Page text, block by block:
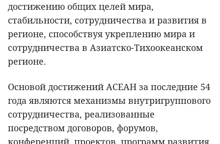
достижению общих целей мира,
стабильности, сотрудничества и развития в
регионе, способствуя укреплению мира и
сотрудничества в Азиатско-Тихоокеанском
регионе.
Основой достижений АСЕАН за последние 54
года являются механизмы внутригруппового
сотрудничества, реализованные
посредством договоров, форумов,